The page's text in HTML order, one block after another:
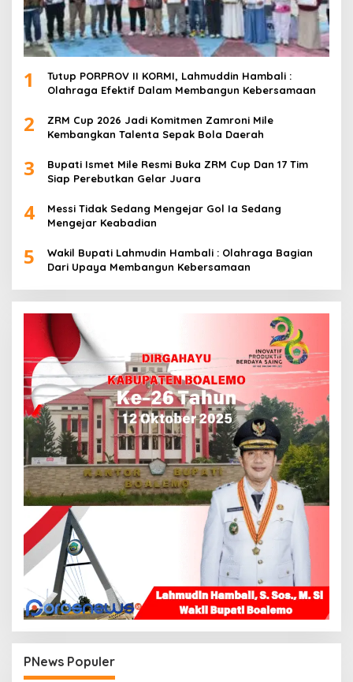
1
Tutup PORPROV II KORMI, Lahmuddin Hambali :
Olahraga Efektif Dalam Membangun Kebersamaan
2
ZRM Cup 2026 Jadi Komitmen Zamroni Mile
Kembangkan Talenta Sepak Bola Daerah
3
Bupati Ismet Mile Resmi Buka ZRM Cup Dan 17 Tim
Siap Perebutkan Gelar Juara
4
Messi Tidak Sedang Mengejar Gol Ia Sedang
Mengejar Keabadian
5
Wakil Bupati Lahmudin Hambali : Olahraga Bagian
Dari Upaya Membangun Kebersamaan
PNews Populer